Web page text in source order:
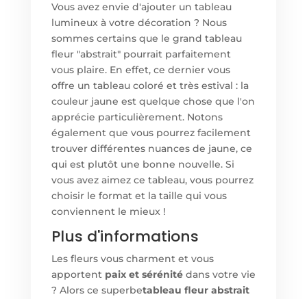
Vous avez envie d'ajouter un tableau
lumineux à votre décoration ? Nous
sommes certains que le grand tableau
fleur "abstrait" pourrait parfaitement
vous plaire. En effet, ce dernier vous
offre un tableau coloré et très estival : la
couleur jaune est quelque chose que l'on
apprécie particulièrement. Notons
également que vous pourrez facilement
trouver différentes nuances de jaune, ce
qui est plutôt une bonne nouvelle. Si
vous avez aimez ce tableau, vous pourrez
choisir le format et la taille qui vous
conviennent le mieux !
Plus d'informations
Les fleurs vous charment et vous
apportent paix et sérénitédans votre vie
? Alors ce superbetableau fleur abstrait